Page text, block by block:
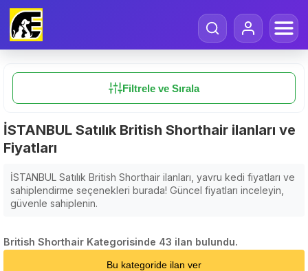
Filtrele ve Sırala
İSTANBUL Satılık British Shorthair ilanları ve
Fiyatları
İSTANBUL Satılık British Shorthair ilanları, yavru kedi fiyatları ve
sahiplendirme seçenekleri burada! Güncel fiyatları inceleyin,
güvenle sahiplenin.
British Shorthair Kategorisinde 43 ilan bulundu.
Bu kategoride ilan ver